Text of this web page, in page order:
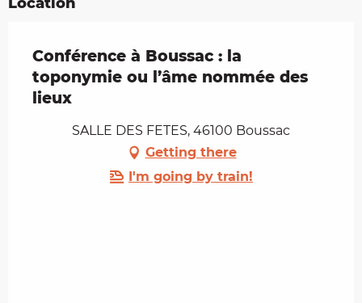
Conférence à Boussac : la
toponymie ou l’âme nommée des
lieux
SALLE DES FETES, 46100 Boussac
Getting there
I'm going by train!